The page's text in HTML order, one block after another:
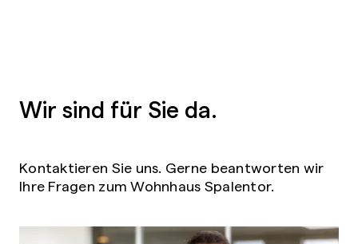
Wir sind für Sie da.
Kontaktieren Sie uns. Gerne beantworten wir
Ihre Fragen zum Wohnhaus Spalentor.